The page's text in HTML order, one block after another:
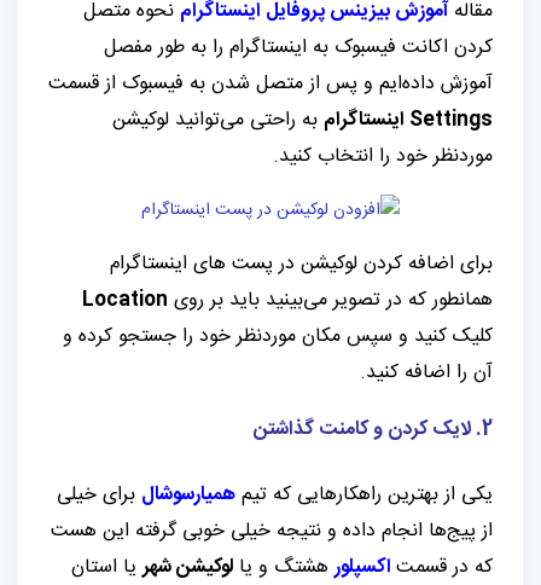
مقالهآموزش بیزینس پروفایل اینستاگرام نحوه متصل
کردن اکانت فیسبوک به اینستاگرام را به طور مفصل
آموزش داده‌ایم و پس از متصل شدن به فیسبوک از قسمت
Settings اینستاگرام
به راحتی می‌توانید لوکیشن
موردنظر خود را انتخاب کنید.
برای اضافه کردن لوکیشن در پست های اینستاگرام
همانطور که در تصویر می‌بینید باید بر روی Location
کلیک کنید و سپس مکان موردنظر خود را جستجو کرده و
آن را اضافه کنید.
2. لایک کردن و کامنت گذاشتن
یکی از بهترین راهکارهایی که تیمهمیارسوشال برای خیلی
از پیج‌ها انجام داده و نتیجه خیلی خوبی گرفته این هست
که در قسمتاکسپلورهشتگ و یا لوکیشن شهریا استان